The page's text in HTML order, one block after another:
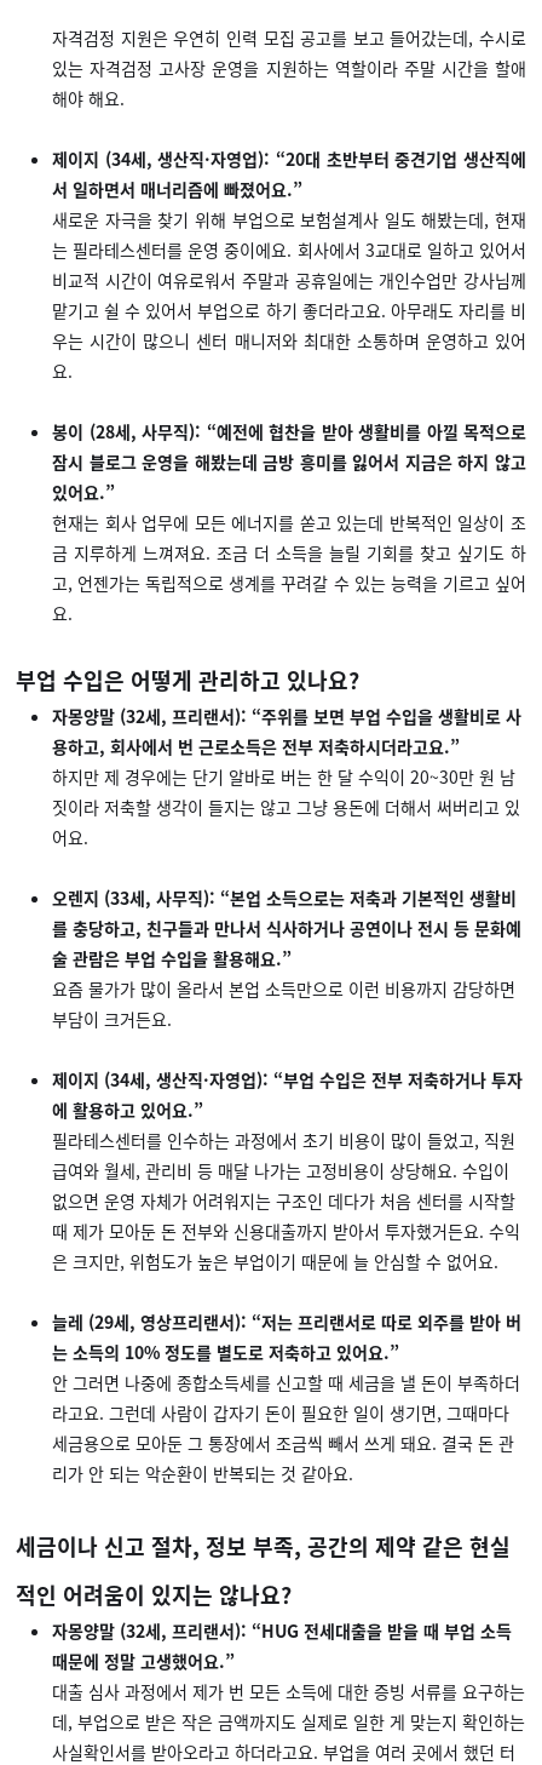
자격검정 지원은 우연히 인력 모집 공고를 보고 들어갔는데, 수시로
있는 자격검정 고사장 운영을 지원하는 역할이라 주말 시간을 할애
해야 해요.
제이지 (34세, 생산직·자영업): “20대 초반부터 중견기업 생산직에
서 일하면서 매너리즘에 빠졌어요.”
새로운 자극을 찾기 위해 부업으로 보험설계사 일도 해봤는데, 현재
는 필라테스센터를 운영 중이에요. 회사에서 3교대로 일하고 있어서
비교적 시간이 여유로워서 주말과 공휴일에는 개인수업만 강사님께
맡기고 쉴 수 있어서 부업으로 하기 좋더라고요. 아무래도 자리를 비
우는 시간이 많으니 센터 매니저와 최대한 소통하며 운영하고 있어
요.
봉이 (28세, 사무직): “예전에 협찬을 받아 생활비를 아낄 목적으로
잠시 블로그 운영을 해봤는데 금방 흥미를 잃어서 지금은 하지 않고
있어요.”
현재는 회사 업무에 모든 에너지를 쏟고 있는데 반복적인 일상이 조
금 지루하게 느껴져요. 조금 더 소득을 늘릴 기회를 찾고 싶기도 하
고, 언젠가는 독립적으로 생계를 꾸려갈 수 있는 능력을 기르고 싶어
요.
부업 수입은 어떻게 관리하고 있나요?
자몽양말 (32세, 프리랜서): “주위를 보면 부업 수입을 생활비로 사
용하고, 회사에서 번 근로소득은 전부 저축하시더라고요.”
하지만 제 경우에는 단기 알바로 버는 한 달 수익이 20~30만 원 남
짓이라 저축할 생각이 들지는 않고 그냥 용돈에 더해서 써버리고 있
어요.
오렌지 (33세, 사무직): “본업 소득으로는 저축과 기본적인 생활비
를 충당하고, 친구들과 만나서 식사하거나 공연이나 전시 등 문화예
술 관람은 부업 수입을 활용해요.”
요즘 물가가 많이 올라서 본업 소득만으로 이런 비용까지 감당하면
부담이 크거든요.
제이지 (34세, 생산직·자영업): “부업 수입은 전부 저축하거나 투자
에 활용하고 있어요.”
필라테스센터를 인수하는 과정에서 초기 비용이 많이 들었고, 직원
급여와 월세, 관리비 등 매달 나가는 고정비용이 상당해요. 수입이
없으면 운영 자체가 어려워지는 구조인 데다가 처음 센터를 시작할
때 제가 모아둔 돈 전부와 신용대출까지 받아서 투자했거든요. 수익
은 크지만, 위험도가 높은 부업이기 때문에 늘 안심할 수 없어요.
늘레 (29세, 영상프리랜서): “저는 프리랜서로 따로 외주를 받아 버
는 소득의 10% 정도를 별도로 저축하고 있어요.”
안 그러면 나중에 종합소득세를 신고할 때 세금을 낼 돈이 부족하더
라고요. 그런데 사람이 갑자기 돈이 필요한 일이 생기면, 그때마다
세금용으로 모아둔 그 통장에서 조금씩 빼서 쓰게 돼요. 결국 돈 관
리가 안 되는 악순환이 반복되는 것 같아요.
세금이나 신고 절차, 정보 부족, 공간의 제약 같은 현실
적인 어려움이 있지는 않나요?
자몽양말 (32세, 프리랜서): “HUG 전세대출을 받을 때 부업 소득
때문에 정말 고생했어요.”
대출 심사 과정에서 제가 번 모든 소득에 대한 증빙 서류를 요구하는
데, 부업으로 받은 작은 금액까지도 실제로 일한 게 맞는지 확인하는
사실확인서를 받아오라고 하더라고요. 부업을 여러 곳에서 했던 터